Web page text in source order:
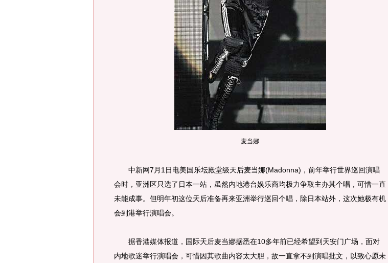
麦当娜
中新网7月1日电美国乐坛殿堂级天后麦当娜(Madonna)，前年举行世界巡回演唱
会时，亚洲区只选了日本一站，虽然内地港台娱乐商均极力争取主办其个唱，可惜一直
未能成事。但明年初这位天后准备再来亚洲举行巡回个唱，除日本站外，这次她极有机
会到港举行演唱会。
据香港媒体报道，国际天后麦当娜据悉在10多年前已经希望到天安门广场，面对
内地歌迷举行演唱会，可惜因其歌曲内容太大胆，故一直拿不到演唱批文，以致心愿未